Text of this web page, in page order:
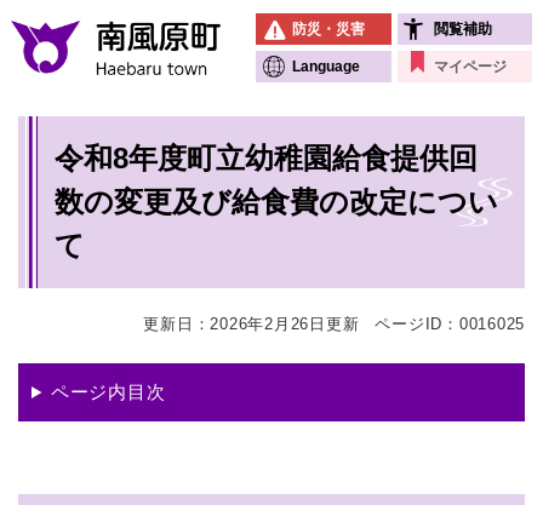
メニューを飛ばして本文へ
防災・災害 閲覧補助
Language マイページ
令和8年度町立幼稚園給食提供回
数の変更及び給食費の改定につい
て
更新日：2026年2月26日更新 ページID：0016025
ページ内目次